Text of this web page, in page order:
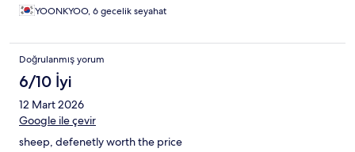
YOONKYOO, 6 gecelik seyahat
Doğrulanmış yorum
6/10 İyi
12 Mart 2026
Google ile çevir
sheep, defenetly worth the price